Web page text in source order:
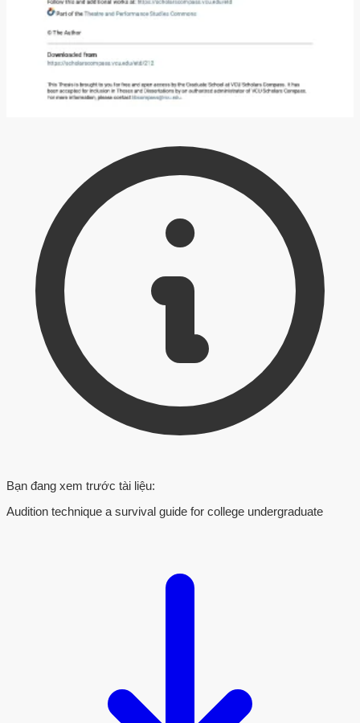
Bạn đang xem trước tài liệu:
Audition technique a survival guide for college undergraduate